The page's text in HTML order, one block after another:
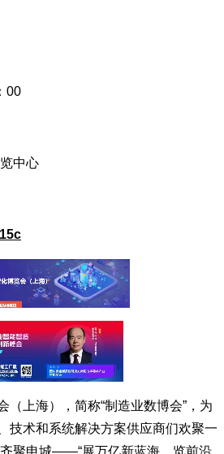
00
中心
上海），简称“制造业数博会”，为
技术和系统解决方案供应商们欢聚一
聚申城——“展万亿新蓝海，览前沿